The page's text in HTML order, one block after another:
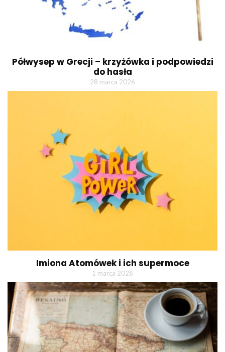
Półwysep w Grecji – krzyżówka i podpowiedzi
do hasła
28 marca 2026
Imiona Atomówek i ich supermoce
1 marca 2026